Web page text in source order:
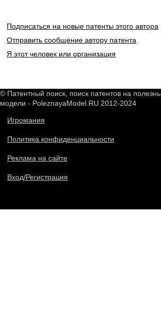
Подписаться на новые патенты этого автора
Отправить сообщение автору патента
Я этот человек или организация
© Патентный поиск, поиск патентов на
модели - PoleznayaModel.RU 2012-2024
Игромания
Политика конфиденциальности
Реклама на сайте
Вход/Регистрация